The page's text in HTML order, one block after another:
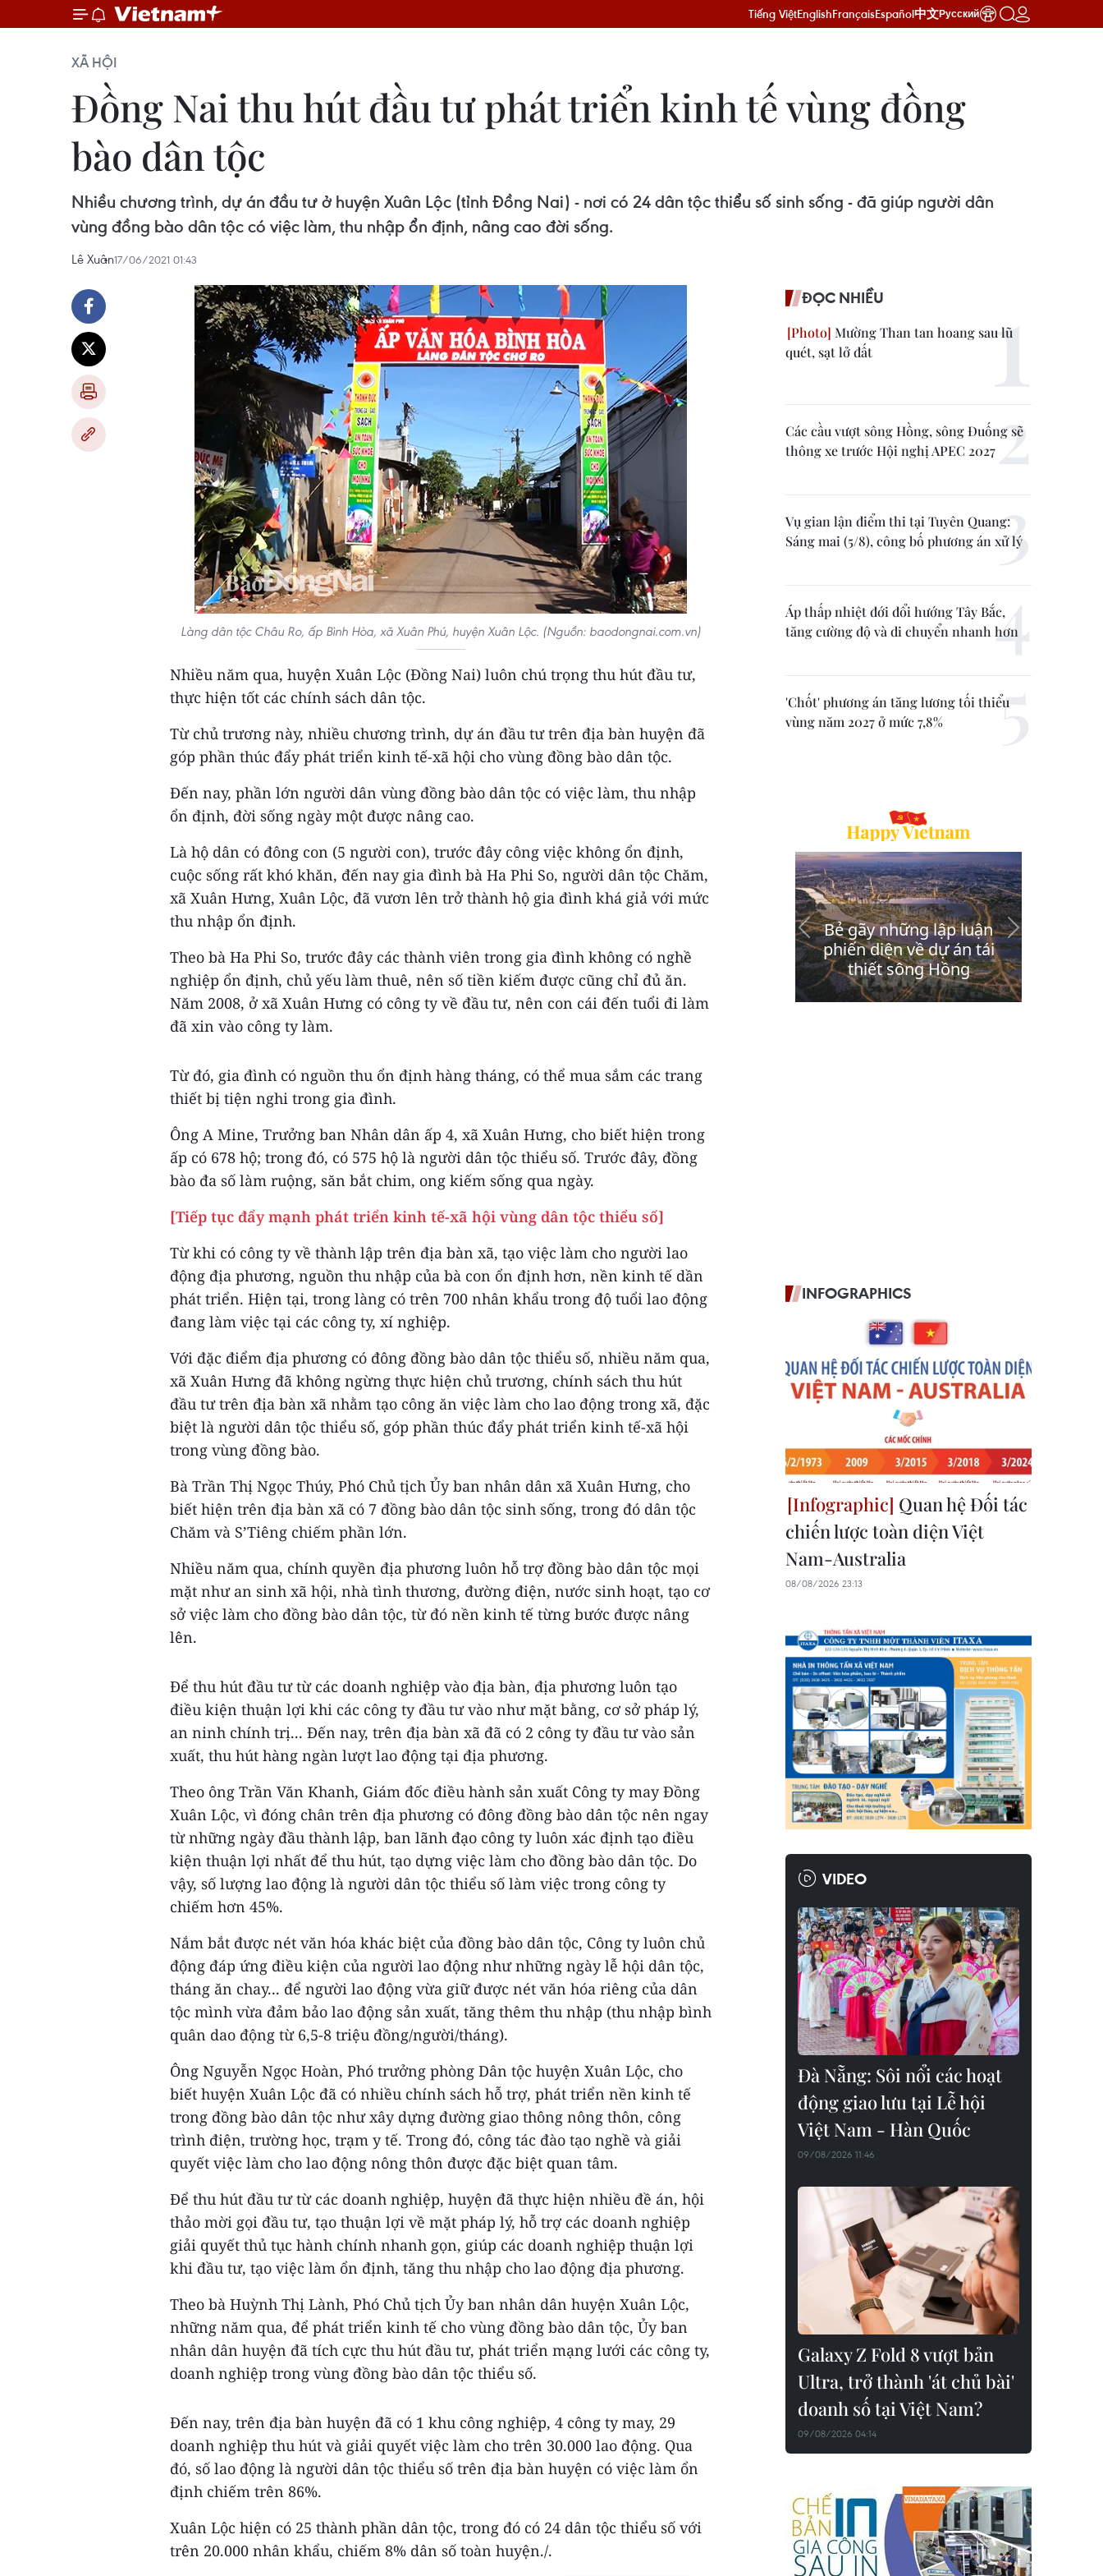
Tiếng ViệtEnglishFrançaisEspañol中文Русский
XÃ HỘI
Đồng Nai thu hút đầu tư phát triển kinh tế vùng đồng
bào dân tộc
Nhiều chương trình, dự án đầu tư ở huyện Xuân Lộc (tỉnh Đồng Nai) - nơi có 24 dân tộc thiểu số sinh sống - đã giúp người dân
vùng đồng bào dân tộc có việc làm, thu nhập ổn định, nâng cao đời sống.
Lê Xuân17/06/2021 01:43
Làng dân tộc Châu Ro, ấp Bình Hòa, xã Xuân Phú, huyện Xuân Lộc. (Nguồn: baodongnai.com.vn)
Nhiều năm qua, huyện Xuân Lộc (Đồng Nai) luôn chú trọng thu hút đầu tư,
thực hiện tốt các chính sách dân tộc.
Từ chủ trương này, nhiều chương trình, dự án đầu tư trên địa bàn huyện đã
góp phần thúc đẩy phát triển kinh tế-xã hội cho vùng đồng bào dân tộc.
Đến nay, phần lớn người dân vùng đồng bào dân tộc có việc làm, thu nhập
ổn định, đời sống ngày một được nâng cao.
Là hộ dân có đông con (5 người con), trước đây công việc không ổn định,
cuộc sống rất khó khăn, đến nay gia đình bà Ha Phi So, người dân tộc Chăm,
xã Xuân Hưng, Xuân Lộc, đã vươn lên trở thành hộ gia đình khá giả với mức
thu nhập ổn định.
Theo bà Ha Phi So, trước đây các thành viên trong gia đình không có nghề
nghiệp ổn định, chủ yếu làm thuê, nên số tiền kiếm được cũng chỉ đủ ăn.
Năm 2008, ở xã Xuân Hưng có công ty về đầu tư, nên con cái đến tuổi đi làm
đã xin vào công ty làm.
Từ đó, gia đình có nguồn thu ổn định hàng tháng, có thể mua sắm các trang
thiết bị tiện nghi trong gia đình.
Ông A Mine, Trưởng ban Nhân dân ấp 4, xã Xuân Hưng, cho biết hiện trong
ấp có 678 hộ; trong đó, có 575 hộ là người dân tộc thiểu số. Trước đây, đồng
bào đa số làm ruộng, săn bắt chim, ong kiếm sống qua ngày.
[Tiếp tục đẩy mạnh phát triển kinh tế-xã hội vùng dân tộc thiểu số]
Từ khi có công ty về thành lập trên địa bàn xã, tạo việc làm cho người lao
động địa phương, nguồn thu nhập của bà con ổn định hơn, nền kinh tế dần
phát triển. Hiện tại, trong làng có trên 700 nhân khẩu trong độ tuổi lao động
đang làm việc tại các công ty, xí nghiệp.
Với đặc điểm địa phương có đông đồng bào dân tộc thiểu số, nhiều năm qua,
xã Xuân Hưng đã không ngừng thực hiện chủ trương, chính sách thu hút
đầu tư trên địa bàn xã nhằm tạo công ăn việc làm cho lao động trong xã, đặc
biệt là người dân tộc thiểu số, góp phần thúc đẩy phát triển kinh tế-xã hội
trong vùng đồng bào.
Bà Trần Thị Ngọc Thúy, Phó Chủ tịch Ủy ban nhân dân xã Xuân Hưng, cho
biết hiện trên địa bàn xã có 7 đồng bào dân tộc sinh sống, trong đó dân tộc
Chăm và S’Tiêng chiếm phần lớn.
Nhiều năm qua, chính quyền địa phương luôn hỗ trợ đồng bào dân tộc mọi
mặt như an sinh xã hội, nhà tình thương, đường điện, nước sinh hoạt, tạo cơ
sở việc làm cho đồng bào dân tộc, từ đó nền kinh tế từng bước được nâng
lên.
Để thu hút đầu tư từ các doanh nghiệp vào địa bàn, địa phương luôn tạo
điều kiện thuận lợi khi các công ty đầu tư vào như mặt bằng, cơ sở pháp lý,
an ninh chính trị... Đến nay, trên địa bàn xã đã có 2 công ty đầu tư vào sản
xuất, thu hút hàng ngàn lượt lao động tại địa phương.
Theo ông Trần Văn Khanh, Giám đốc điều hành sản xuất Công ty may Đồng
Xuân Lộc, vì đóng chân trên địa phương có đông đồng bào dân tộc nên ngay
từ những ngày đầu thành lập, ban lãnh đạo công ty luôn xác định tạo điều
kiện thuận lợi nhất để thu hút, tạo dựng việc làm cho đồng bào dân tộc. Do
vậy, số lượng lao động là người dân tộc thiểu số làm việc trong công ty
chiếm hơn 45%.
Nắm bắt được nét văn hóa khác biệt của đồng bào dân tộc, Công ty luôn chủ
động đáp ứng điều kiện của người lao động như những ngày lễ hội dân tộc,
tháng ăn chay... để người lao động vừa giữ được nét văn hóa riêng của dân
tộc mình vừa đảm bảo lao động sản xuất, tăng thêm thu nhập (thu nhập bình
quân dao động từ 6,5-8 triệu đồng/người/tháng).
Ông Nguyễn Ngọc Hoàn, Phó trưởng phòng Dân tộc huyện Xuân Lộc, cho
biết huyện Xuân Lộc đã có nhiều chính sách hỗ trợ, phát triển nền kinh tế
trong đồng bào dân tộc như xây dựng đường giao thông nông thôn, công
trình điện, trường học, trạm y tế. Trong đó, công tác đào tạo nghề và giải
quyết việc làm cho lao động nông thôn được đặc biệt quan tâm.
Để thu hút đầu tư từ các doanh nghiệp, huyện đã thực hiện nhiều đề án, hội
thảo mời gọi đầu tư, tạo thuận lợi về mặt pháp lý, hỗ trợ các doanh nghiệp
giải quyết thủ tục hành chính nhanh gọn, giúp các doanh nghiệp thuận lợi
khi đầu tư, tạo việc làm ổn định, tăng thu nhập cho lao động địa phương.
Theo bà Huỳnh Thị Lành, Phó Chủ tịch Ủy ban nhân dân huyện Xuân Lộc,
những năm qua, để phát triển kinh tế cho vùng đồng bào dân tộc, Ủy ban
nhân dân huyện đã tích cực thu hút đầu tư, phát triển mạng lưới các công ty,
doanh nghiệp trong vùng đồng bào dân tộc thiểu số.
Đến nay, trên địa bàn huyện đã có 1 khu công nghiệp, 4 công ty may, 29
doanh nghiệp thu hút và giải quyết việc làm cho trên 30.000 lao động. Qua
đó, số lao động là người dân tộc thiểu số trên địa bàn huyện có việc làm ổn
định chiếm trên 86%.
Xuân Lộc hiện có 25 thành phần dân tộc, trong đó có 24 dân tộc thiểu số với
trên 20.000 nhân khẩu, chiếm 8% dân số toàn huyện./.
ĐỌC NHIỀU
Mường Than tan hoang sau lũ
quét, sạt lở đất
Các cầu vượt sông Hồng, sông Đuống sẽ
thông xe trước Hội nghị APEC 2027
Vụ gian lận điểm thi tại Tuyên Quang:
Sáng mai (5/8), công bố phương án xử lý
Áp thấp nhiệt đới đổi hướng Tây Bắc,
tăng cường độ và di chuyển nhanh hơn
'Chốt' phương án tăng lương tối thiểu
vùng năm 2027 ở mức 7,8%
INFOGRAPHICS
Quan hệ Đối tác
chiến lược toàn diện Việt
Nam-Australia
08/08/2026 23:13
VIDEO
Đà Nẵng: Sôi nổi các hoạt
động giao lưu tại Lễ hội
Việt Nam - Hàn Quốc
09/08/2026 11:46
Galaxy Z Fold 8 vượt bản
Ultra, trở thành 'át chủ bài'
doanh số tại Việt Nam?
09/08/2026 04:14